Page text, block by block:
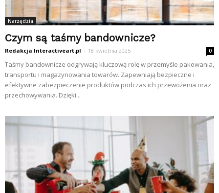
Narzędzia
Czym są taśmy bandownicze?
Redakcja Interactiveart.pl - 18 kwietnia 2025 0
Taśmy bandownicze odgrywają kluczową rolę w przemyśle pakowania,
transportu i magazynowania towarów. Zapewniają bezpieczne i
efektywne zabezpieczenie produktów podczas ich przewożenia oraz
przechowywania. Dzięki...